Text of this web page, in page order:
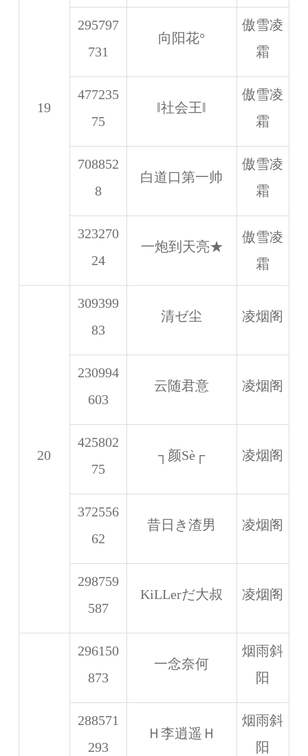
19
295797
731
向阳花°
傲雪凌
霜
477235
75
‖社会王‖
傲雪凌
霜
708852
8
白道口第一帅
傲雪凌
霜
323270
24
一炮到天亮★
傲雪凌
霜
20
309399
83
清ゼ尘 凌烟阁
230994
603
云随君意 凌烟阁
425802
75
┐颜Sè┌ 凌烟阁
372556
62
昔日き渣男 凌烟阁
298759
587
KiLLerだ大叔 凌烟阁
296150
873
一念奈何
烟雨斜
阳
288571
293
Ｈ李逍遥Ｈ
烟雨斜
阳